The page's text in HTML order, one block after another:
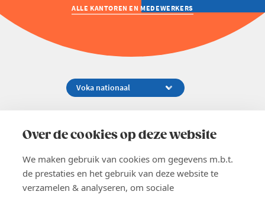
Over de cookies op deze website
We maken gebruik van cookies om gegevens m.b.t.
de prestaties en het gebruik van deze website te
verzamelen & analyseren, om sociale
ALLE KANTOREN EN MEDEWERKERS
02 229 81 11